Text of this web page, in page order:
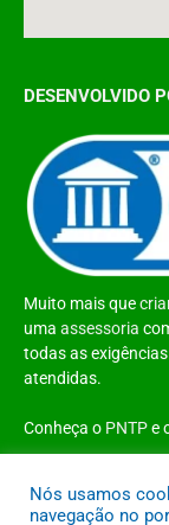
DESENVOLVIDO
Muito mais que
uma assessoria
todas as
atendidas.
Conheça o PNTPe
Nós usamos
navegação no